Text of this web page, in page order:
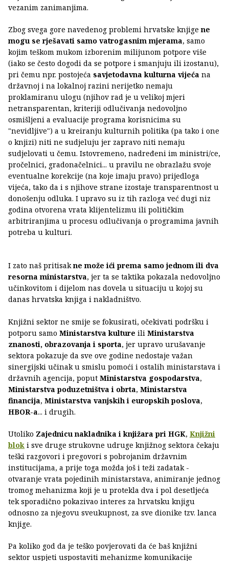
vezanim zanimanjima.
Zbog svega gore navedenog problemi hrvatske knjige ne
mogu se rješavati samo vatrogasnim mjerama, samo
kojim teškom mukom izborenim milijunom potpore više
(iako se često dogodi da se potpore i smanjuju ili izostanu),
pri čemu npr. postojeća savjetodavna kulturna vijeća na
državnoj i na lokalnoj razini nerijetko nemaju
proklamiranu ulogu (njihov rad je u velikoj mjeri
netransparentan, kriteriji odlučivanja nedovoljno
osmišljeni a evaluacije programa korisnicima su
"nevidljive") a u kreiranju kulturnih politika (pa tako i one
o knjizi) niti ne sudjeluju jer zapravo niti nemaju
sudjelovati u čemu. Istovremeno, nadređeni im ministri/ce,
pročelnici, gradonačelnici... u pravilu ne obrazlažu svoje
eventualne korekcije (na koje imaju pravo) prijedloga
vijeća, tako da i s njihove strane izostaje transparentnost u
donošenju odluka. I upravo su iz tih razloga već dugi niz
godina otvorena vrata klijentelizmu ili političkim
arbitriranjima u procesu odlučivanja o programima javnih
potreba u kulturi.
I zato naš pritisak ne može ići prema samo jednom ili dva
resorna ministarstva, jer ta se taktika pokazala nedovoljno
učinkovitom i dijelom nas dovela u situaciju u kojoj su
danas hrvatska knjiga i nakladništvo.
Knjižni sektor ne smije se fokusirati, očekivati podršku i
potporu samo Ministarstva kulture ili Ministarstva
znanosti, obrazovanja i sporta, jer upravo urušavanje
sektora pokazuje da sve ove godine nedostaje važan
sinergijski učinak u smislu pomoći i ostalih ministarstava i
državnih agencija, poput Ministarstva gospodarstva,
Ministarstva poduzetništva i obrta, Ministarstva
financija, Ministarstva vanjskih i europskih poslova,
HBOR-a... i drugih.
Utoliko Zajednicu nakladnika i knjižara pri HGK, Knjižni
blok i sve druge strukovne udruge knjižnog sektora čekaju
teški razgovori i pregovori s pobrojanim državnim
institucijama, a prije toga možda još i teži zadatak -
otvaranje vrata pojedinih ministarstava, animiranje jednog
tromog mehanizma koji je u protekla dva i pol desetljeća
tek sporadično pokazivao interes za hrvatsku knjigu
odnosno za njegovu sveukupnost, za sve dionike tzv. lanca
knjige.
Pa koliko god da je teško povjerovati da će baš knjižni
sektor uspjeti uspostaviti mehanizme komunikacije